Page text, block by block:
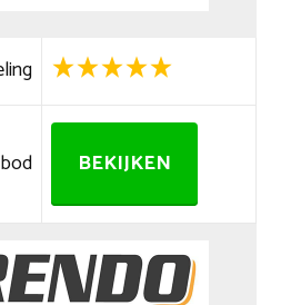
BEKIJKEN